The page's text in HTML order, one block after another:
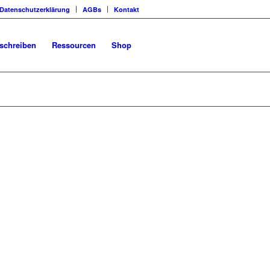
Datenschutzerklärung AGBs Kontakt
Ressourcen Shop